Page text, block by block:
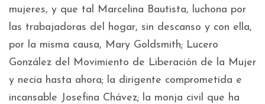
mujeres, y que tal Marcelina Bautista, luchona por
las trabajadoras del hogar, sin descanso y con ella,
por la misma causa, Mary Goldsmith; Lucero
González del Movimiento de Liberación de la Mujer
y necia hasta ahora; la dirigente comprometida e
incansable Josefina Chávez; la monja civil que ha